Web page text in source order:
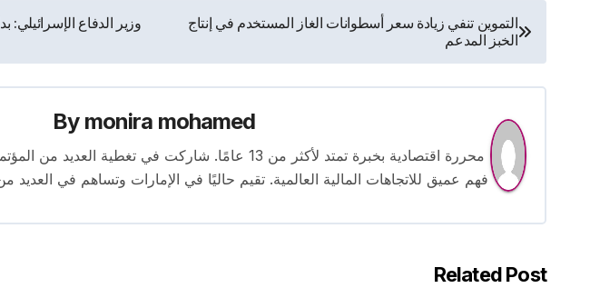
تصفّح
المقالات
التموين تنفي زيادة سعر أسطوانات الغاز المستخدم في إنتاج
الخبز المدعم
وزير الدفاع
By monira mohamed
محررة اقتصادية بخبرة تمتد لأكثر من 13 عامًا. شاركت في تغطية
فهم عميق للاتجاهات المالية العالمية. تقيم حاليًا في الإمارات وتساهم في العديد
Related Post